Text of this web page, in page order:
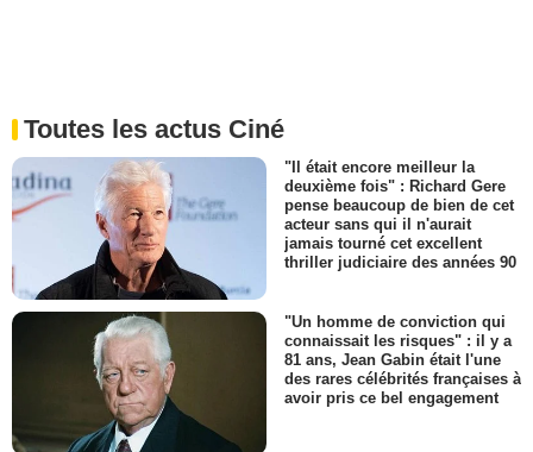
Toutes les actus Ciné
"Il était encore meilleur la
deuxième fois" : Richard Gere
pense beaucoup de bien de cet
acteur sans qui il n'aurait
jamais tourné cet excellent
thriller judiciaire des années 90
"Un homme de conviction qui
connaissait les risques" : il y a
81 ans, Jean Gabin était l'une
des rares célébrités françaises à
avoir pris ce bel engagement